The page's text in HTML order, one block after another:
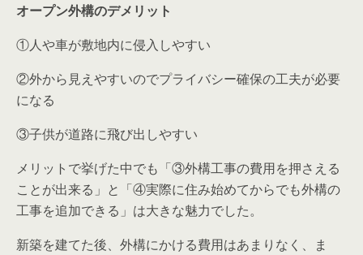
オープン外構のデメリット
①人や車が敷地内に侵入しやすい
②外から見えやすいのでプライバシー確保の工夫が必要
になる
③子供が道路に飛び出しやすい
メリットで挙げた中でも「③外構工事の費用を押さえる
ことが出来る 」と「④実際に住み始めてからでも外構の
工事を追加できる 」は大きな魅力でした。
新築を建てた後、外構にかける費用はあまりなく、ま